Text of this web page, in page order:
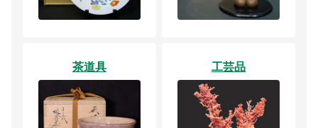
茶道具 工芸品